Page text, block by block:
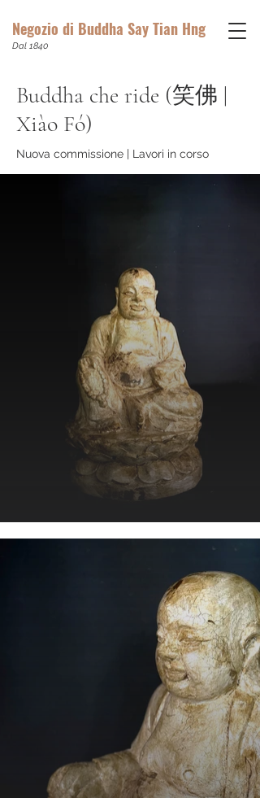
Negozio di Buddha Say Tian Hng
Dal 1840
Buddha che ride (笑佛 |
Xiào Fó)
Nuova commissione | Lavori in corso